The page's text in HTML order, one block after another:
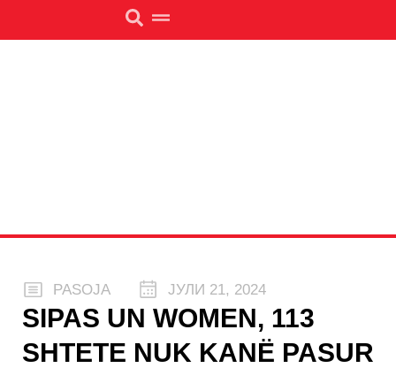
PASOJA ЈУЛИ 21, 2024
SIPAS UN WOMEN, 113
SHTETE NUK KANË PASUR